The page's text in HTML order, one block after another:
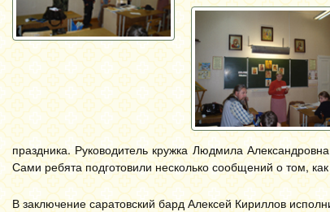
праздника. Руководитель кружка Людмила
Сами ребята подготовили несколько сообщений о том,
В заключение саратовский бард Алексей Кириллов